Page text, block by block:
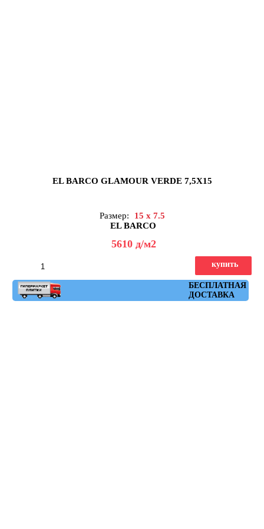
EL BARCO GLAMOUR VERDE 7,5X15
Размер:
15 x 7.5
EL BARCO
5610 д/м2
БЕСПЛАТНАЯ
ДОСТАВКА
купить